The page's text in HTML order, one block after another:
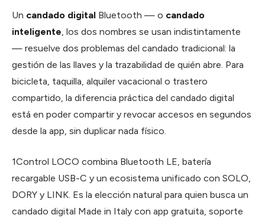
Un candado digital Bluetooth — o candado
inteligente, los dos nombres se usan indistintamente
— resuelve dos problemas del candado tradicional: la
gestión de las llaves y la trazabilidad de quién abre. Para
bicicleta, taquilla, alquiler vacacional o trastero
compartido, la diferencia práctica del candado digital
está en poder compartir y revocar accesos en segundos
desde la app, sin duplicar nada físico.
1Control LOCO combina Bluetooth LE, batería
recargable USB-C y un ecosistema unificado con SOLO,
DORY y LINK. Es la elección natural para quien busca un
candado digital Made in Italy con app gratuita, soporte